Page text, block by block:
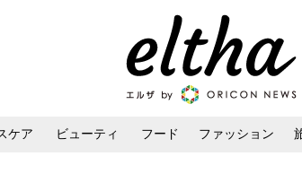
ケア ビューティ フード ファッション